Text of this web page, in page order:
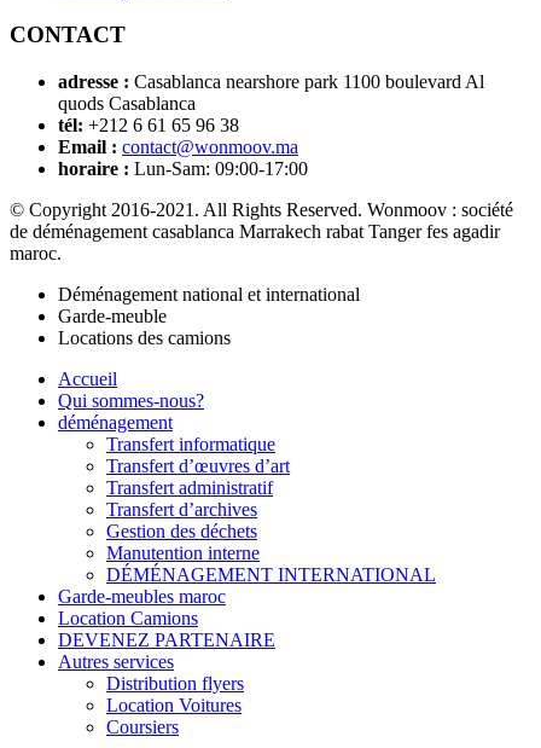
CONTACT
adresse : Casablanca nearshore park 1100 boulevard Al
quods Casablanca
tél: +212 6 61 65 96 38
Email : contact@wonmoov.ma
horaire : Lun-Sam: 09:00-17:00
© Copyright 2016-2021. All Rights Reserved. Wonmoov : société
de déménagement casablanca Marrakech rabat Tanger fes agadir
maroc.
Déménagement national et international
Garde-meuble
Locations des camions
Accueil
Qui sommes-nous?
déménagement
Transfert informatique
Transfert d’œuvres d’art
Transfert administratif
Transfert d’archives
Gestion des déchets
Manutention interne
DÉMÉNAGEMENT INTERNATIONAL
Garde-meubles maroc
Location Camions
DEVENEZ PARTENAIRE
Autres services
Distribution flyers
Location Voitures
Coursiers